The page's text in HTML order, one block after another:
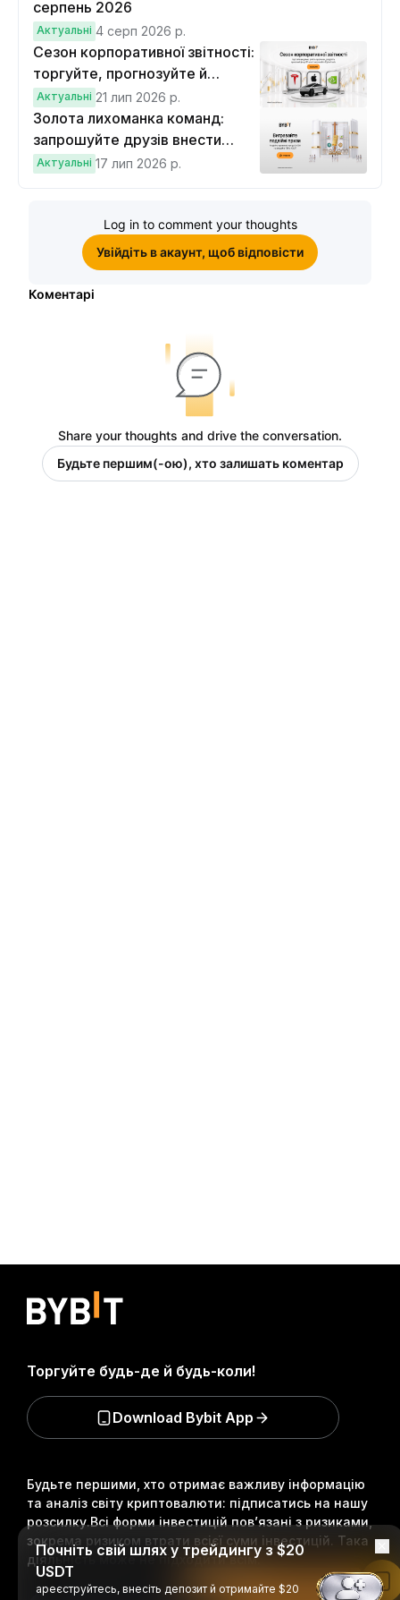
серпень 2026
Актуальні 4 серп 2026 р.
Сезон корпоративної звітності:
торгуйте, прогнозуйте й
вигравайте Cybertruck
Актуальні 21 лип 2026 р.
Золота лихоманка команд:
запрошуйте друзів внести
депозит на $100 і торгувати на
Актуальні 17 лип 2026 р.
Log in to comment your thoughts
Увійдіть в акаунт, щоб відповісти
Коментарі
Share your thoughts and drive the conversation.
Будьте першим(-ою), хто залишать коментар
Будьте першими, хто отримає важливу інформацію
та аналіз світу криптовалюти: підписатись на нашу
розсилку.Всі форми інвестицій пов’язані з ризиками,
зокрема ризиком втрати всієї суми інвестицій. Така
діяльність може не підходити всім.
Торгуйте будь-де й будь-коли!
Download Bybit App
Почніть свій шлях у трейдингу з $20
USDT
ареєструйтесь, внесіть депозит й отримайте $20
Читати в застосунку Bybit